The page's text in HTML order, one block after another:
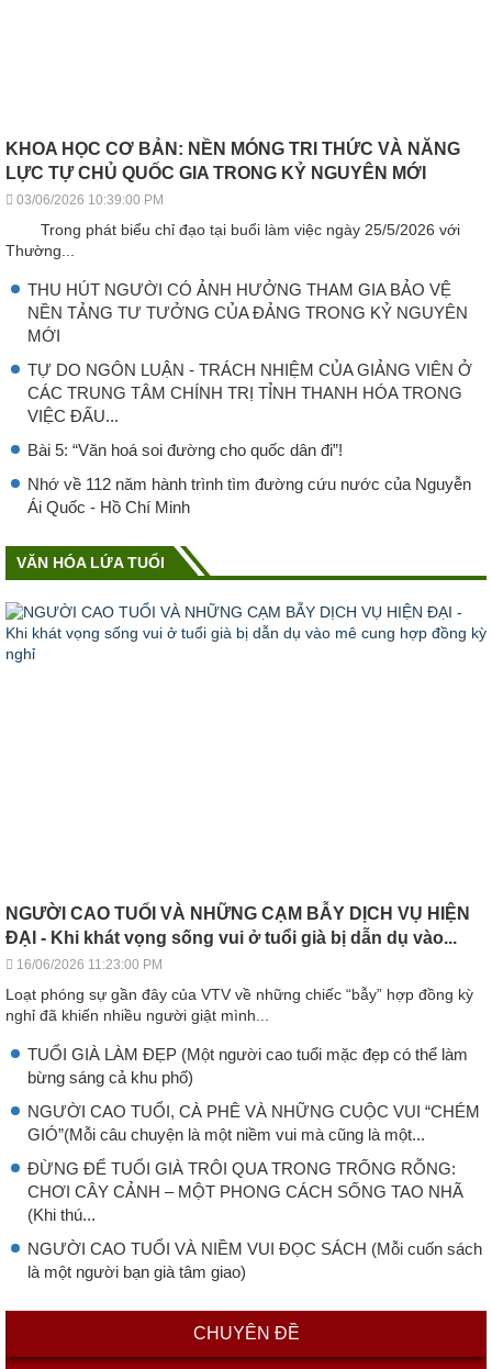
KHOA HỌC CƠ BẢN: NỀN MÓNG TRI THỨC VÀ NĂNG
LỰC TỰ CHỦ QUỐC GIA TRONG KỶ NGUYÊN MỚI
03/06/2026 10:39:00 PM
Trong phát biểu chỉ đạo tại buổi làm việc ngày 25/5/2026 với
Thường...
THU HÚT NGƯỜI CÓ ẢNH HƯỞNG THAM GIA BẢO VỆ
NỀN TẢNG TƯ TƯỞNG CỦA ĐẢNG TRONG KỶ NGUYÊN
MỚI
TỰ DO NGÔN LUẬN - TRÁCH NHIỆM CỦA GIẢNG VIÊN Ở
CÁC TRUNG TÂM CHÍNH TRỊ TỈNH THANH HÓA TRONG
VIỆC ĐẤU...
Bài 5: “Văn hoá soi đường cho quốc dân đi”!
Nhớ về 112 năm hành trình tìm đường cứu nước của Nguyễn
Ái Quốc - Hồ Chí Minh
VĂN HÓA LỨA TUỔI
NGƯỜI CAO TUỔI VÀ NHỮNG CẠM BẪY DỊCH VỤ HIỆN
ĐẠI - Khi khát vọng sống vui ở tuổi già bị dẫn dụ vào...
16/06/2026 11:23:00 PM
Loạt phóng sự gần đây của VTV về những chiếc “bẫy” hợp đồng kỳ
nghỉ đã khiến nhiều người giật mình...
TUỔI GIÀ LÀM ĐẸP (Một người cao tuổi mặc đẹp có thể làm
bừng sáng cả khu phố)
NGƯỜI CAO TUỔI, CÀ PHÊ VÀ NHỮNG CUỘC VUI “CHÉM
GIÓ”(Mỗi câu chuyện là một niềm vui mà cũng là một...
ĐỪNG ĐỂ TUỔI GIÀ TRÔI QUA TRONG TRỐNG RỖNG:
CHƠI CÂY CẢNH – MỘT PHONG CÁCH SỐNG TAO NHÃ
(Khi thú...
NGƯỜI CAO TUỔI VÀ NIỀM VUI ĐỌC SÁCH (Mỗi cuốn sách
là một người bạn già tâm giao)
CHUYÊN ĐỀ